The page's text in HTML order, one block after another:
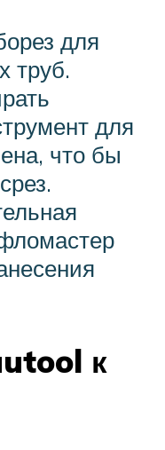
для
труб.
для
что бы
к